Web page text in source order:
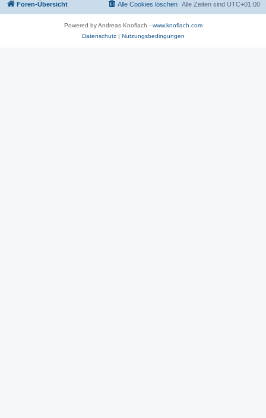
Foren-Übersicht Alle Zeiten sind UTC+01:00
Alle Cookies löschen
Powered by Andreas Knoflach - www.knoflach.com
Datenschutz| Nutzungsbedingungen